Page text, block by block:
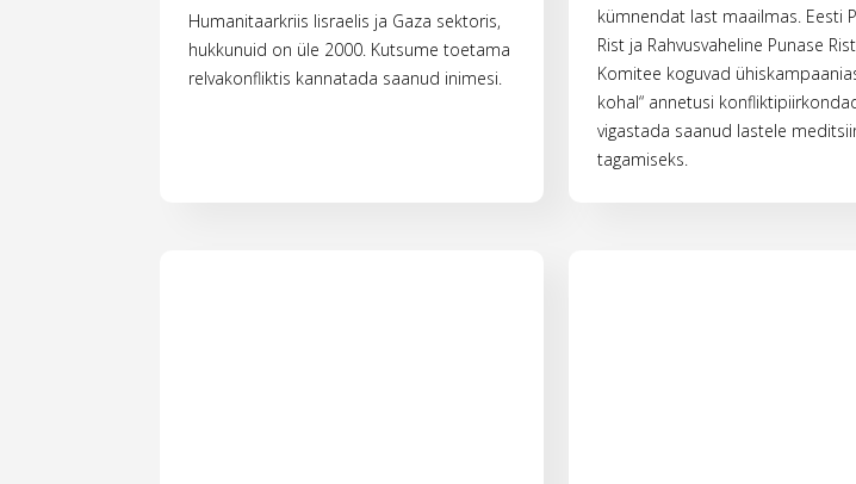
Humanitaarkriis Iisraelis ja Gaza sektoris,
hukkunuid on üle 2000. Kutsume toetama
relvakonfliktis kannatada saanud inimesi.
kümnendat last maailmas. Eesti
Rist ja Rahvusvaheline Punase
Komitee koguvad
kohal“ annetusi
vigastada saanud lastele
tagamiseks.